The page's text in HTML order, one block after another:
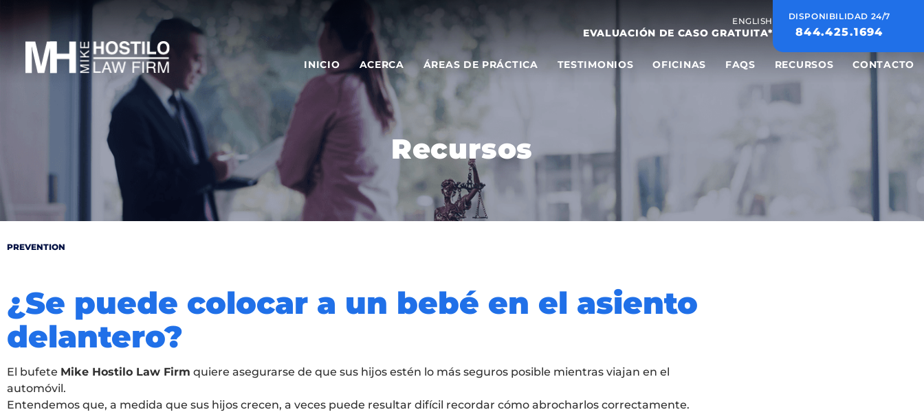
ENGLISH
EVALUACIÓN DE CASO GRATUITA*
DISPONIBILIDAD 24/7
844.425.1694
INICIO ACERCA ÁREAS DE PRÁCTICA TESTIMONIOS OFICINAS FAQS RECURSOS CONTACTO
Recursos
PREVENTION
¿Se puede colocar a un bebé en el asiento
delantero?
El bufete Mike Hostilo Law Firm quiere asegurarse de que sus hijos estén lo más seguros posible mientras viajan en el
automóvil.
Entendemos que, a medida que sus hijos crecen, a veces puede resultar difícil recordar cómo abrocharlos correctamente.